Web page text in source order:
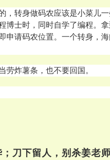
，转身做码农应该是小菜儿
博士时，同时自学了编程。
申请码农位置。一个转身，
劳炸薯条，也不要回国。
刀下留人，别杀姜老师